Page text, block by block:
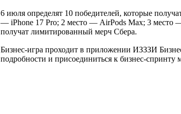
6 июля определят 10 победителей, которые
— iPhone 17 Pro; 2 место — AirPods Max; 3 место
получат лимитированный мерч Сбера.
Бизнес-игра проходит в приложении ИЗЗЗИ
подробности и присоединиться к бизнес-спринту